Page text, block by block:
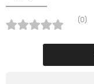
(0)